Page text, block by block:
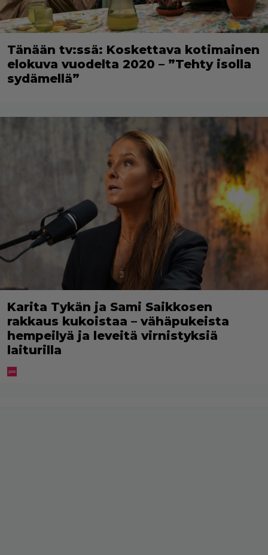
Tänään tv:ssä: Koskettava kotimainen
elokuva vuodelta 2020 – ”Tehty isolla
sydämellä”
Karita Tykän ja Sami Saikkosen
rakkaus kukoistaa – vähäpukeista
hempeilyä ja leveitä virnistyksiä
laiturilla